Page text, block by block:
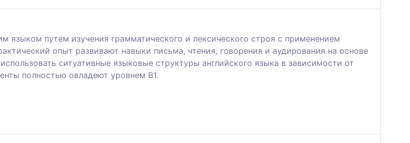
языком путем изучения грамматического и лексического строя с применением
опыт развивают навыки письма, чтения, говорения и аудирования на основе
ситуативные языковые структуры английского языка в зависимости от
полностью овладеют уровнем B1.